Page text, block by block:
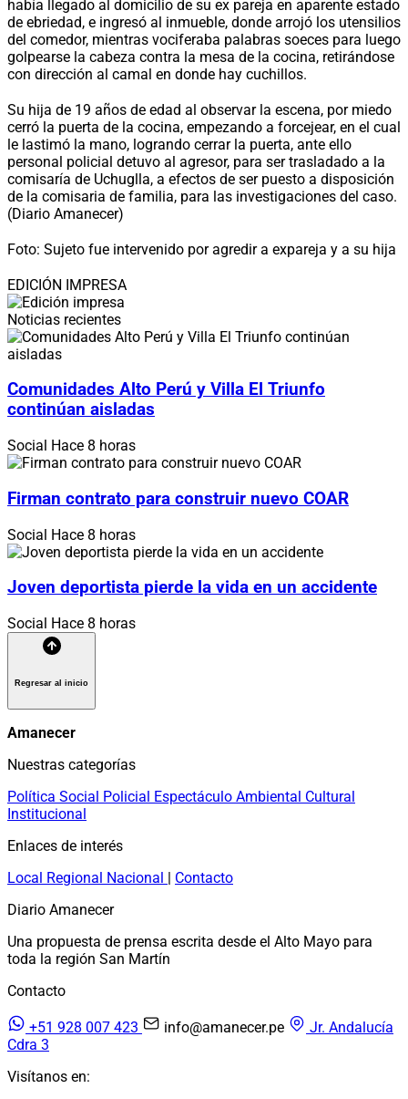
había llegado al domicilio de su ex pareja en aparente estado
de ebriedad, e ingresó al inmueble, donde arrojó los utensilios
del comedor, mientras vociferaba palabras soeces para luego
golpearse la cabeza contra la mesa de la cocina, retirándose
con dirección al camal en donde hay cuchillos.
Su hija de 19 años de edad al observar la escena, por miedo
cerró la puerta de la cocina, empezando a forcejear, en el cual
le lastimó la mano, logrando cerrar la puerta, ante ello
personal policial detuvo al agresor, para ser trasladado a la
comisaría de Uchuglla, a efectos de ser puesto a disposición
de la comisaria de familia, para las investigaciones del caso.
(Diario Amanecer)
Foto: Sujeto fue intervenido por agredir a expareja y a su hija
EDICIÓN IMPRESA
Noticias recientes
Comunidades Alto Perú y Villa El Triunfo
continúan aisladas
Social Hace 8 horas
Firman contrato para construir nuevo COAR
Social Hace 8 horas
Joven deportista pierde la vida en un accidente
Social Hace 8 horas
Regresar al inicio
Amanecer
Nuestras categorías
Política Social Policial Espectáculo Ambiental Cultural
Institucional
Enlaces de interés
Local Regional Nacional | Contacto
Diario Amanecer
Una propuesta de prensa escrita desde el Alto Mayo para
toda la región San Martín
Contacto
+51 928 007 423 info@amanecer.pe
Jr. Andalucía
Cdra 3
Visítanos en: